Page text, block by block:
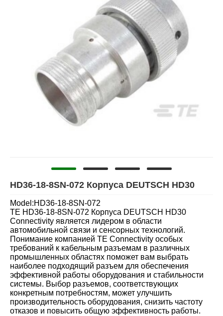
HD36-18-8SN-072 Корпуса DEUTSCH HD30
Model:HD36-18-8SN-072
TE HD36-18-8SN-072 Корпуса DEUTSCH HD30
Connectivity является лидером в области
автомобильной связи и сенсорных технологий.
Понимание компанией TE Connectivity особых
требований к кабельным разъемам в различных
промышленных областях поможет вам выбрать
наиболее подходящий разъем для обеспечения
эффективной работы оборудования и стабильности
системы. Выбор разъемов, соответствующих
конкретным потребностям, может улучшить
производительность оборудования, снизить частоту
отказов и повысить общую эффективность работы.